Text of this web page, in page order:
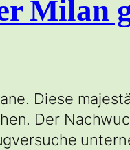
Milan
Diese
Der